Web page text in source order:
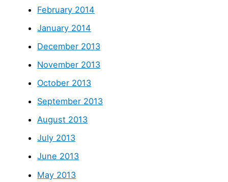
February 2014
January 2014
December 2013
November 2013
October 2013
September 2013
August 2013
July 2013
June 2013
May 2013